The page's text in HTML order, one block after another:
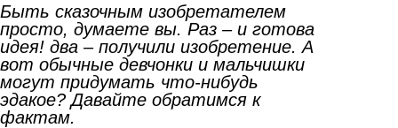
Быть сказочным изобретателем
просто, думаете вы. Раз – и готова
идея! два – получили изобретение. А
вот обычные девчонки и мальчишки
могут придумать что-нибудь
эдакое? Давайте обратимся к
фактам.